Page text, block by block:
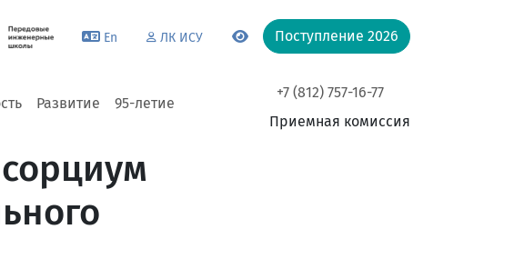
En ЛК ИСУ Поступление 2026
Развитие 95-летие
+7 (812) 757-16-77
Приемная комиссия